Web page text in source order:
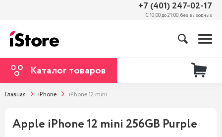
+7 (401) 247-02-17
С 10:00 до 21:00, без выходных
Каталог товаров
Главная iPhone iPhone 12 mini
Apple iPhone 12 mini 256GB Purple